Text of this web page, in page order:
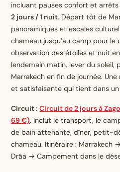
incluant pauses confort et
2 jours / 1 nuit. Départ tôt de
panoramiques et escales
chameau jusqu’au camp pour le
observation des étoiles et nuit
lendemain matin, lever du
Marrakech en fin de journée.
et satisfaisante qui tient dans un
Circuit : Circuit de 2 jours à
69 €). Inclut le transport, le
de bain attenante, dîner, petit-
chameau. Itinéraire : Marrakech
Drâa → Campement dans le